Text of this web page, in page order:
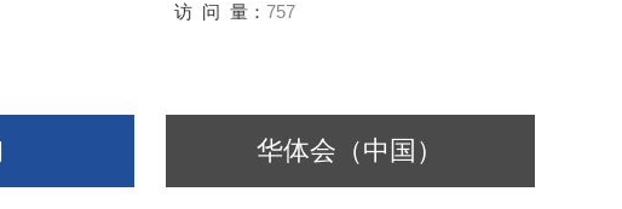
访 问 量： 757
华体会（中国）